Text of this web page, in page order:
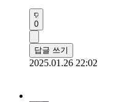
0
답글 쓰기
2025.01.26 22:02